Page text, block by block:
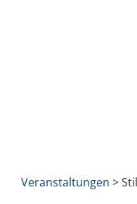
Veranstaltungen >